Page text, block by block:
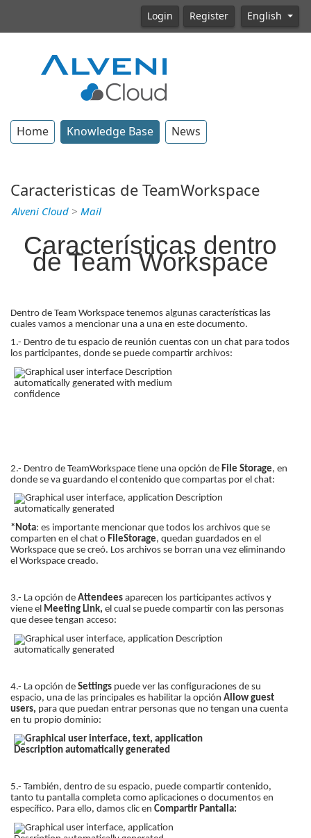
Login Register English
Home Knowledge Base News
Caracteristicas de TeamWorkspace
Alveni Cloud > Mail
Características dentro
de Team Workspace
Dentro de Team Workspace tenemos algunas características las
cuales vamos a mencionar una a una en este documento.
1.- Dentro de tu espacio de reunión cuentas con un chat para todos
los participantes, donde se puede compartir archivos:
2.- Dentro de TeamWorkspace tiene una opción de File Storage, en
donde se va guardando el contenido que compartas por el chat:
*Nota: es importante mencionar que todos los archivos que se
comparten en el chat o FileStorage, quedan guardados en el
Workspace que se creó. Los archivos se borran una vez eliminando
el Workspace creado.
3.- La opción de Attendees aparecen los participantes activos y
viene el Meeting Link, el cual se puede compartir con las personas
que desee tengan acceso:
4.- La opción de Settings puede ver las configuraciones de su
espacio, una de las principales es habilitar la opción Allow guest
users, para que puedan entrar personas que no tengan una cuenta
en tu propio dominio:
5.- También, dentro de su espacio, puede compartir contenido,
tanto tu pantalla completa como aplicaciones o documentos en
específico. Para ello, damos clic en Compartir Pantalla: